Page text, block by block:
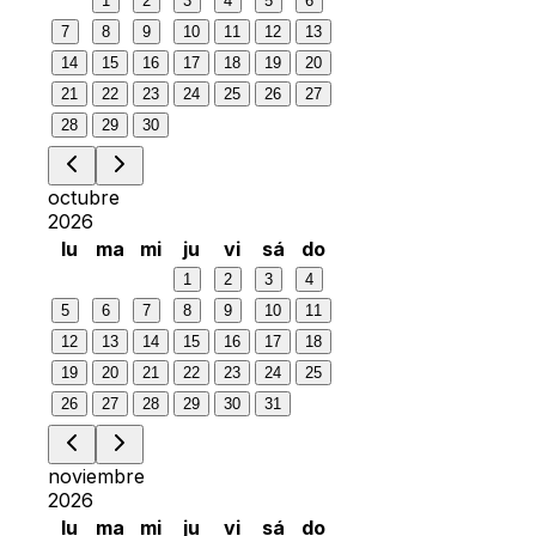
7
8 9 10 11 12
13
14
15 16 17 18 19
20
21
22 23 24 25 26
27
28
29 30
octubre
2026
lu
ma mi ju vi sá do
1 2 3
4
5
6 7 8 9 10
11
12
13 14 15 16 17
18
19
20 21 22 23 24
25
26
27 28 29 30 31
noviembre
2026
lu
ma mi ju vi sá do